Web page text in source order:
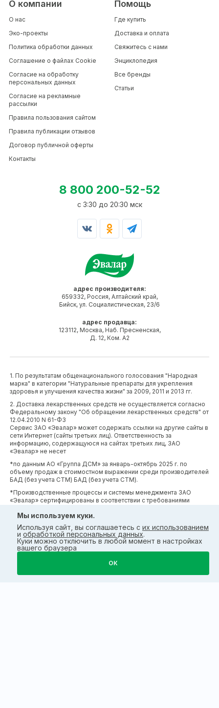
адрес производителя:
659332, Россия, Алтайский край,
Бийск, ул. Социалистическая, 23/6
адрес продавца:
123112, Москва, Наб. Пресненская,
Д. 12, Ком. А2
О компании
О нас
Эко-проекты
Политика обработки данных
Соглашение о файлах Cookie
Согласие на обработку
персональных данных
Согласие на рекламные
рассылки
Правила пользования сайтом
Правила публикации отзывов
Договор публичной оферты
Контакты
Помощь
Где купить
Доставка и оплата
Свяжитесь с нами
Энциклопедия
Все бренды
Статьи
8 800 200-52-52
c 3:30 до 20:30 мск
1. По результатам общенационального голосования "Народная
марка" в категории "Натуральные препараты для укрепления
здоровья и улучшения качества жизни" за 2009, 2011 и 2013 гг.
2. Доставка лекарственных средств не осуществляется согласно
Федеральному закону "Об обращении лекарственных средств" от
12.04.2010 N 61-ФЗ
Сервис ЗАО «Эвалар» может содержать ссылки на другие сайты в
сети Интернет (сайты третьих лиц). Ответственность за
информацию, содержащуюся на сайтах третьих лиц, ЗАО
«Эвалар» не несет
*по данным АО «Группа ДСМ» за январь-октябрь 2025 г. по
объему продаж в стоимостном выражении среди производителей
БАД (без учета СТМ) БАД (без учета СТМ).
*Производственные процессы и системы менеджмента ЗАО
«Эвалар» сертифицированы в соответствии с требованиями
Мы используем куки.
Используя сайт, вы соглашаетесь с их использованием
и обработкой персональных данных.
Куки можно отключить в любой момент в настройках
вашего браузера
ОК